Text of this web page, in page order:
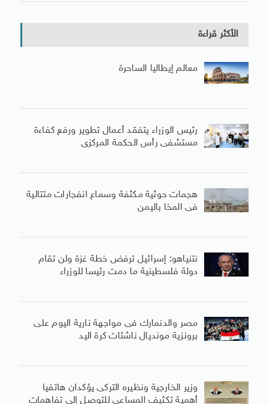
الأكثر قراءة
معالم إيطاليا الساحرة
رئيس الوزراء يتفقد أعمال تطوير ورفع كفاءة
مستشفى رأس الحكمة المركزى
هجمات حوثية مكثفة وسماع انفجارات متتالية
فى المخا باليمن
نتنياهو: إسرائيل ترفض خطة غزة ولن تقام
دولة فلسطينية ما دمت رئيسا للوزراء
مصر والدنمارك فى مواجهة نارية اليوم على
برونزية مونديال ناشئات كرة اليد
وزير الخارجية ونظيره التركى يؤكدان هاتفيا
أهمية تكثيف المساعى للتوصل إلى تفاهمات